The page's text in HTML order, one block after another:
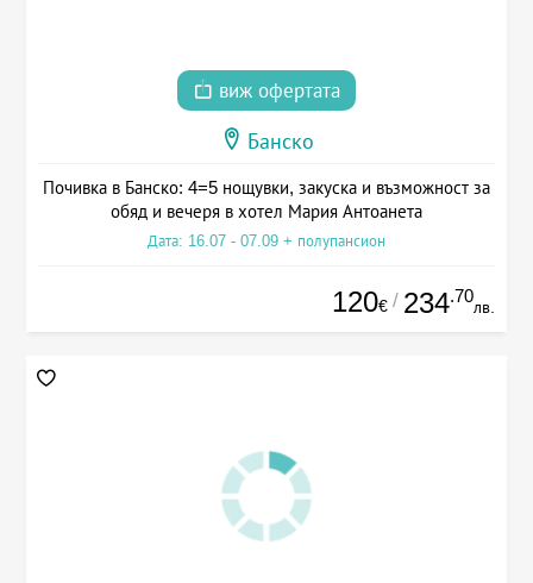
виж офертата
Банско
Почивка в Банско: 4=5 нощувки, закуска и възможност за
обяд и вечеря в хотел Мария Антоанета
Дата: 16.07 - 07.09 + полупансион
120€ / 234.70
лв.